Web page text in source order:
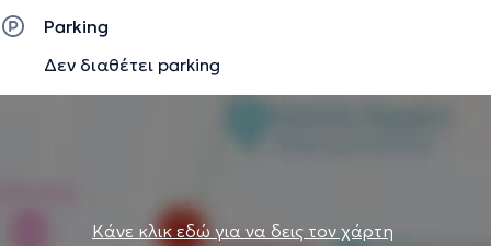
Parking
Δεν διαθέτει parking
Κάνε κλικ εδώ για να δεις τον χάρτη